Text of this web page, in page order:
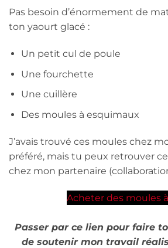
Pas besoin d’énormement de
ton yaourt glacé :
Un petit cul de poule
Une fourchette
Une cuillère
Des moules à esquimaux
J’avais trouvé ces moules chez
préféré, mais tu peux retrouver
chez mon partenaire
Acheter des moules
Passer par ce lien pour faire
de soutenir mon travail